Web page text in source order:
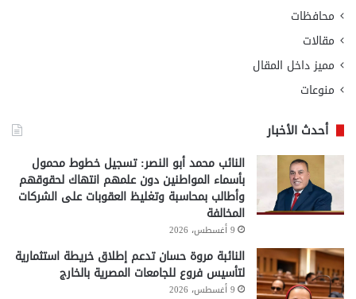
محافظات
مقالات
مميز داخل المقال
منوعات
أحدث الأخبار
النائب محمد أبو النصر: تسجيل خطوط محمول
بأسماء المواطنين دون علمهم انتهاك لحقوقهم
وأطالب بمحاسبة وتغليظ العقوبات على الشركات
المخالفة
9 أغسطس، 2026
النائبة مروة حسان تدعم إطلاق خريطة استثمارية
لتأسيس فروع للجامعات المصرية بالخارج
9 أغسطس، 2026